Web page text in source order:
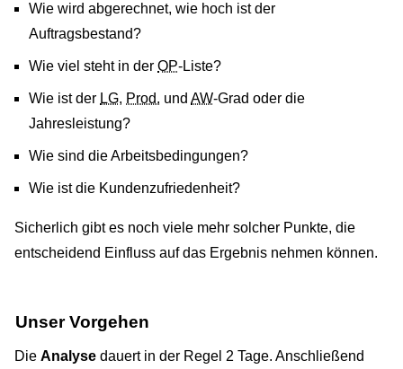
Wie wird abgerechnet, wie hoch ist der
Auftragsbestand?
Wie viel steht in der OP-Liste?
Wie ist der LG, Prod. und AW-Grad oder die
Jahresleistung?
Wie sind die Arbeitsbedingungen?
Wie ist die Kundenzufriedenheit?
Sicherlich gibt es noch viele mehr solcher Punkte, die
entscheidend Einfluss auf das Ergebnis nehmen können.
Unser Vorgehen
Die Analyse dauert in der Regel 2 Tage. Anschließend